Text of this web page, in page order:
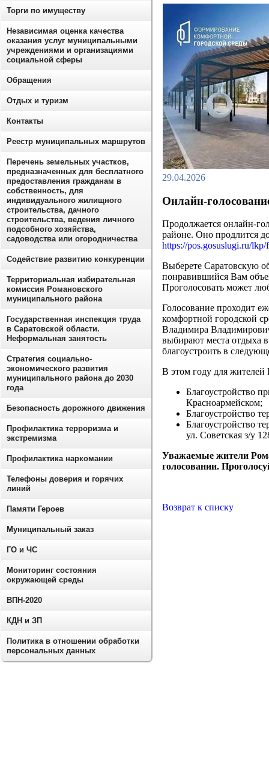
29.04.2026
Онлайн-
Продолжается онлайн-
районе. Оно продлится
https://pos.gosuslugi.ru/lkp/
Выберете Саратовскую
понравившийся Вам
Проголосовать может
Голосование проходит
комфортной городской
Владимира
выбирают места отдыха
благоустроить в
В этом году для жителей
Благоустройство
Красноармейском;
Благоустройство
Благоустройство
ул. Советская з/у
Уважаемые жители
голосовании.
Возврат к списку
Торги по имуществу
Независимая оценка качества
оказания услуг муниципальными
учреждениями и организациями
социальной сферы
Обращения
Отдых и туризм
Контакты
Реестр муниципальных маршрутов
Перечень земельных участков,
предназначенных для бесплатного
предоставления гражданам в
собственность, для
индивидуального жилищного
строительства, дачного
строительства, ведения личного
подсобного хозяйства,
садоводства или огородничества
Содействие развитию конкуренции
Территориальная избирательная
комиссия Романовского
муниципального района
Государственная инспекция труда
в Саратовской области.
Неформальная занятость
Стратегия социально-
экономического развития
муниципального района до 2030
года
Безопасность дорожного движения
Профилактика терроризма и
экстремизма
Профилактика наркомании
Телефоны доверия и горячих
линий
Памяти Героев
Муниципальный заказ
ГО и ЧС
Мониторинг состояния
окружающей среды
ВПН-2020
КДН и ЗП
Политика в отношении обработки
персональных данных